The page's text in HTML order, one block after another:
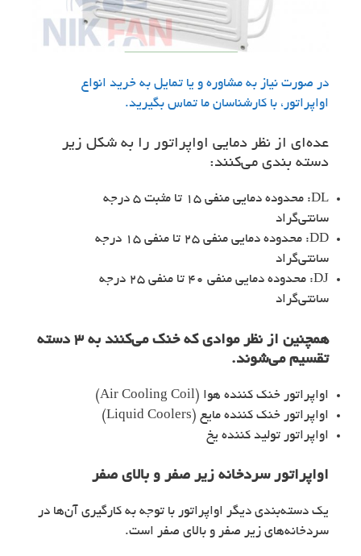
در صورت نیاز به مشاوره و یا تمایل به خرید انواع
اواپراتور، با کارشناسان ما تماس بگیرید.
عده‌ای از نظر دمایی اواپراتور را به شکل زیر
دسته بندی می‌کنند:
DL: محدوده دمایی منفی 15 تا مثبت 5 درجه
سانتی‌گراد
DD: محدوده دمایی منفی 25 تا منفی 15 درجه
سانتی‌گراد
DJ: محدوده دمایی منفی 40 تا منفی 25 درجه
سانتی‌گراد
همچنین از نظر موادی که خنک می‌کنند به 3 دسته
تقسیم می‌شوند.
اواپراتور خنک کننده هوا (Air Cooling Coil)
اواپراتور خنک کننده مایع (Liquid Coolers)
اواپراتور تولید کننده یخ
اواپراتور سردخانه زیر صفر و بالای صفر
یک دسته‌بندی دیگر اواپراتور با توجه به کارگیری آن‌ها در
سردخانه‌های زیر صفر و بالای صفر است.